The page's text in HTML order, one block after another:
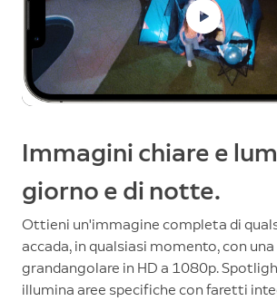
Immagini chiare e
giorno e di notte.
Ottieni un'immagine completa di
accada, in qualsiasi momento, con una
grandangolare in HD a 1080p.
illumina aree specifiche con faretti